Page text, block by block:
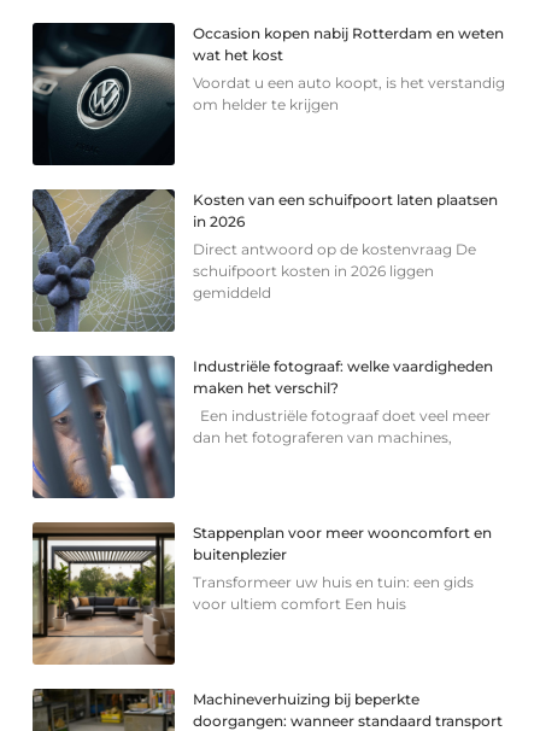
Occasion kopen nabij Rotterdam en weten
wat het kost
Voordat u een auto koopt, is het verstandig
om helder te krijgen
Kosten van een schuifpoort laten plaatsen
in 2026
Direct antwoord op de kostenvraag De
schuifpoort kosten in 2026 liggen
gemiddeld
Industriële fotograaf: welke vaardigheden
maken het verschil?
Een industriële fotograaf doet veel meer
dan het fotograferen van machines,
Stappenplan voor meer wooncomfort en
buitenplezier
Transformeer uw huis en tuin: een gids
voor ultiem comfort Een huis
Machineverhuizing bij beperkte
doorgangen: wanneer standaard transport